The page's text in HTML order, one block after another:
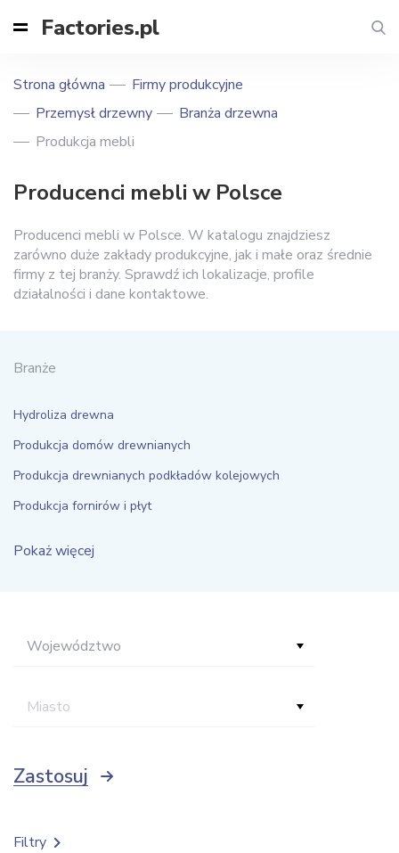
Factories.pl
Strona główna
Firmy produkcyjne
Przemysł drzewny
Branża drzewna
Produkcja mebli
Producenci mebli w Polsce
Producenci mebli w Polsce. W katalogu znajdziesz
zarówno duże zakłady produkcyjne, jak i małe oraz średnie
firmy z tej branży. Sprawdź ich lokalizacje, profile
działalności i dane kontaktowe.
Branże
Hydroliza drewna
Produkcja domów drewnianych
Produkcja drewnianych podkładów kolejowych
Produkcja fornirów i płyt
Pokaż więcej
Województwo
Miasto
Zastosuj
Filtry